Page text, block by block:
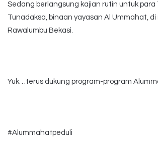
Sedang berlangsung kajian rutin untuk para
Tunadaksa, binaan yayasan Al Ummahat, di
Rawalumbu Bekasi.
Yuk…terus dukung program-program
#Alummahatpeduli